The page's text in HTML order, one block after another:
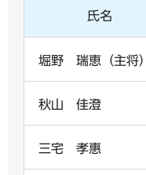
氏名
堀野 瑞恵（主将）
秋山 佳澄
三宅 孝惠